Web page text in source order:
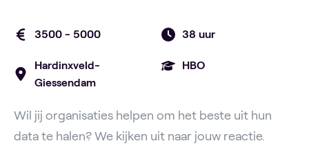
3500 - 5000 38 uur
Hardinxveld-
Giessendam
HBO
Wil jij organisaties helpen om het beste uit hun
data te halen? We kijken uit naar jouw reactie.